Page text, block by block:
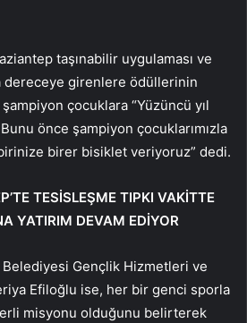
taşınabilir uygulaması ve
dereceye girenlere ödüllerinin
çocuklara “Yüzüncü yıl
önce şampiyon çocuklarımızla
birer bisiklet veriyoruz” dedi.
TESİSLEŞME TIPKI VAKİTTE
YATIRIM DEVAM EDİYOR
Gençlik Hizmetleri ve
Efiloğlu ise, her bir genci sporla
misyonu olduğunu belirterek